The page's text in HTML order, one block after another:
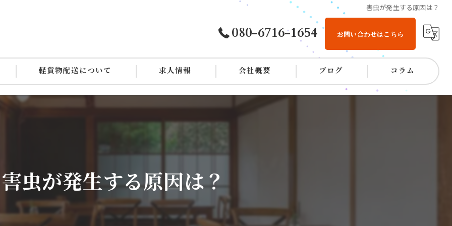
害虫が発生する原因は？
080-6716-1654 お問い合わせはこちら
軽貨物配送について 求人情報 会社概要 ブログ コラム
害虫が発生する原因は？